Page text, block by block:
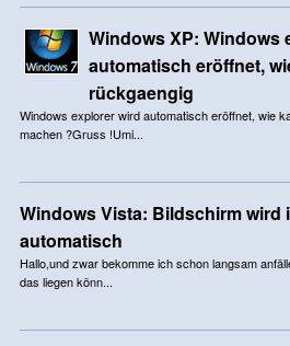
Windows XP: Windows
automatisch eröffnet,
rückgaengig
Windows explorer wird automatisch eröffnet, wie
machen ?Gruss !Umi...
Windows Vista: Bildschirm wird
automatisch
Hallo,und zwar bekomme ich schon langsam
das liegen könn...